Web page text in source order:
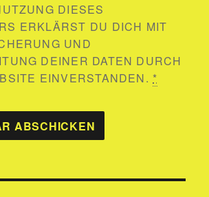
DIESES
ERKLÄRST DU DICH MIT
UND
DEINER DATEN DURCH
EINVERSTANDEN. *